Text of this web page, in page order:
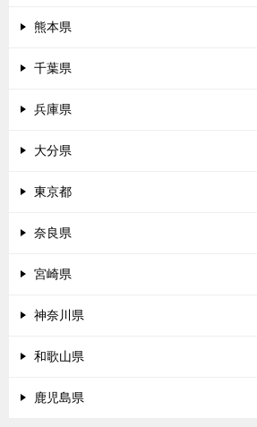
熊本県
千葉県
兵庫県
大分県
東京都
奈良県
宮崎県
神奈川県
和歌山県
鹿児島県